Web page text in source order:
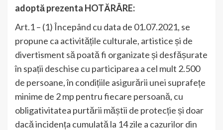
adoptă prezenta HOTĂRÂRE:
Art.1 – (1) Începând cu data de 01.07.2021, se
propune ca activitățile culturale, artistice și de
divertisment să poată fi organizate și desfășurate
în spații deschise cu participarea a cel mult 2.500
de persoane, în condițiile asigurării unei suprafețe
minime de 2 mp pentru fiecare persoană, cu
obligativitatea purtării măștii de protecție și doar
dacă incidența cumulată la 14 zile a cazurilor din